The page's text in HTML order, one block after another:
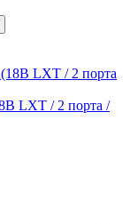
LXT / 2 порта /